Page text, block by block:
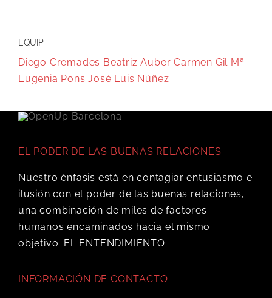
EQUIP
Diego Cremades Beatriz Auber Carmen Gil Mª
Eugenia Pons José Luis Núñez
EL PODER DE LAS BUENAS RELACIONES
Nuestro énfasis está en contagiar entusiasmo e
ilusión con el poder de las buenas relaciones,
una combinación de miles de factores
humanos encaminados hacia el mismo
objetivo: EL ENTENDIMIENTO.
INFORMACIÓN DE CONTACTO